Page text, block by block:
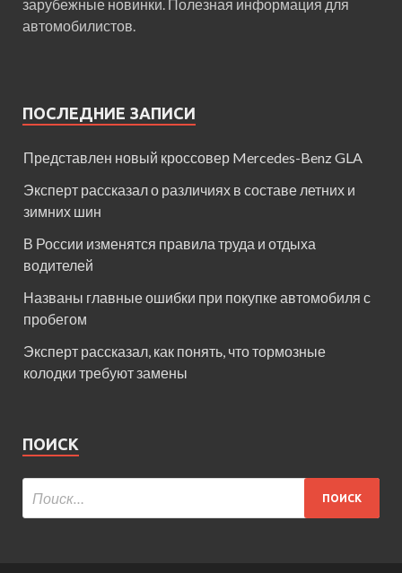
зарубежные новинки. Полезная информация для
автомобилистов.
ПОСЛЕДНИЕ ЗАПИСИ
Представлен новый кроссовер Mercedes-Benz GLA
Эксперт рассказал о различиях в составе летних и
зимних шин
В России изменятся правила труда и отдыха
водителей
Названы главные ошибки при покупке автомобиля с
пробегом
Эксперт рассказал, как понять, что тормозные
колодки требуют замены
ПОИСК